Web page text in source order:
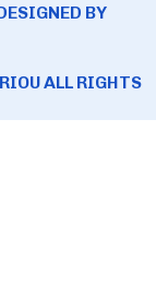
BY
ALL RIGHTS